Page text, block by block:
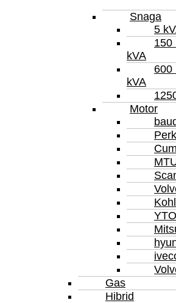
Snaga
5
150
kVA
600
kVA
Motor
YTO
Gas
Hibrid